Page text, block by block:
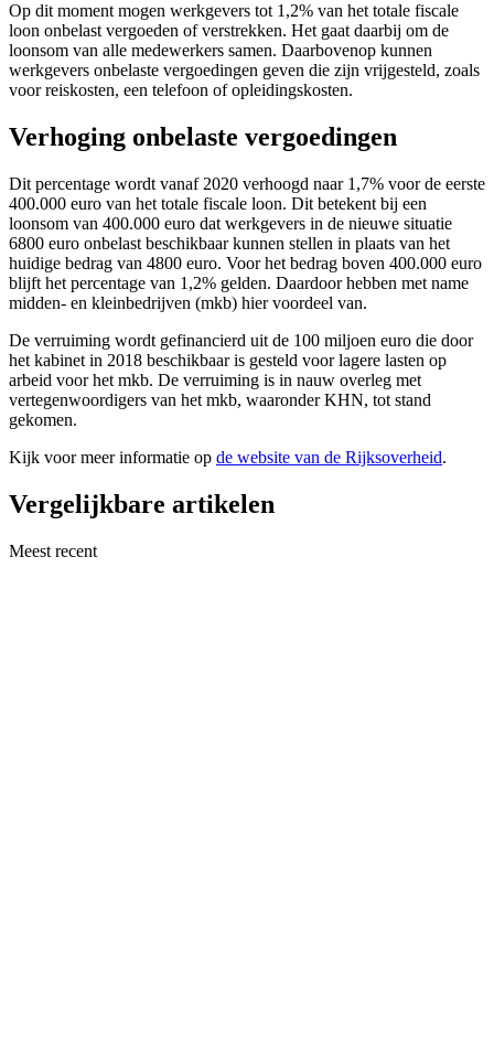
Op dit moment mogen werkgevers tot 1,2% van het totale fiscale
loon onbelast vergoeden of verstrekken. Het gaat daarbij om de
loonsom van alle medewerkers samen. Daarbovenop kunnen
werkgevers onbelaste vergoedingen geven die zijn vrijgesteld, zoals
voor reiskosten, een telefoon of opleidingskosten.
Verhoging onbelaste vergoedingen
Dit percentage wordt vanaf 2020 verhoogd naar 1,7% voor de eerste
400.000 euro van het totale fiscale loon. Dit betekent bij een
loonsom van 400.000 euro dat werkgevers in de nieuwe situatie
6800 euro onbelast beschikbaar kunnen stellen in plaats van het
huidige bedrag van 4800 euro. Voor het bedrag boven 400.000 euro
blijft het percentage van 1,2% gelden. Daardoor hebben met name
midden- en kleinbedrijven (mkb) hier voordeel van.
De verruiming wordt gefinancierd uit de 100 miljoen euro die door
het kabinet in 2018 beschikbaar is gesteld voor lagere lasten op
arbeid voor het mkb. De verruiming is in nauw overleg met
vertegenwoordigers van het mkb, waaronder KHN, tot stand
gekomen.
Kijk voor meer informatie op de website van de Rijksoverheid.
Vergelijkbare artikelen
Meest recent